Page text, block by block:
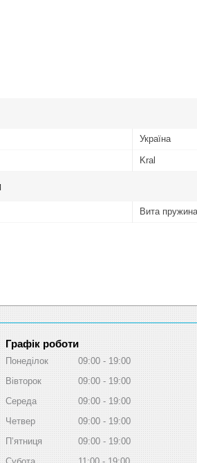
Україна
Kral
Вита пружина
Графік роботи
Понеділок 09:00
19:00
Вівторок
09:00
19:00
Середа
09:00
19:00
Четвер
09:00
19:00
Пʼятниця
09:00
19:00